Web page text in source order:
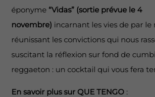
éponyme “Vidas” (sortie prévue le 4
novembre) incarnant les vies de par le
réunissant les convictions qui nous
suscitant la réflexion sur fond de
reggaeton : un cocktail qui vous fera
En savoir plus sur QUE TENGO :